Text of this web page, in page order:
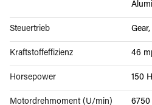
Steuertrieb
Kraftstoffeffizienz 46
Horsepower 150
Motordrehmoment (U/min) 6750